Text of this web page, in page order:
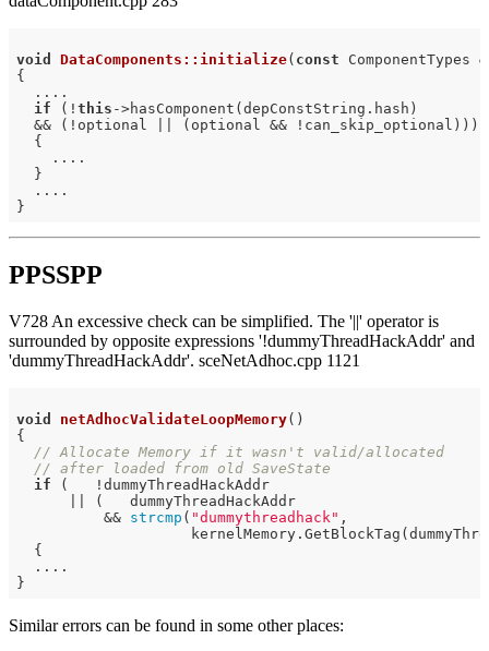
void DataComponents::initialize( const ComponentTypes
{
  ....
if (! this ->hasComponent(depConstString.hash)
  && (!optional || (optional && !can_skip_optional)))
  {
    ....
  }
  ....
PPSSPP
V728 An excessive check can be simplified. The '||' operator is
surrounded by opposite expressions '!dummyThreadHackAddr' and
'dummyThreadHackAddr'. sceNetAdhoc.cpp 1121
void netAdhocValidateLoopMemory()
{
// Allocate Memory if it wasn't valid/allocated
// after loaded from old SaveState
if (   !dummyThreadHackAddr
      || (   dummyThreadHackAddr
          &&
strcmp ( "dummythreadhack" ,
  {
  ....
Similar errors can be found in some other places: